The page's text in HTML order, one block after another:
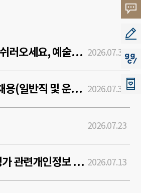
고객
소리
공모
지지
2026 숲에서 펼쳐지는 예술웰니스 쉬러오세요, 예술의 숲 2026.07.31
2026년 경기문화재단 제4회 직원 채용(일반직 및 운영직) 공고 2026.07.30
2026.07.23
경기도 공직유관단체 종합청렴도 평가 관련개인정보 제3자 제공사항 알림 공고 2026.07.13